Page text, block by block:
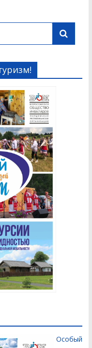
Особый